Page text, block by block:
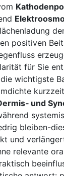
positiven
für Sie
wichtigste
und
bleiben-
und
relevante